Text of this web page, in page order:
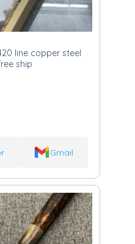
line copper steel
ship
Gmail